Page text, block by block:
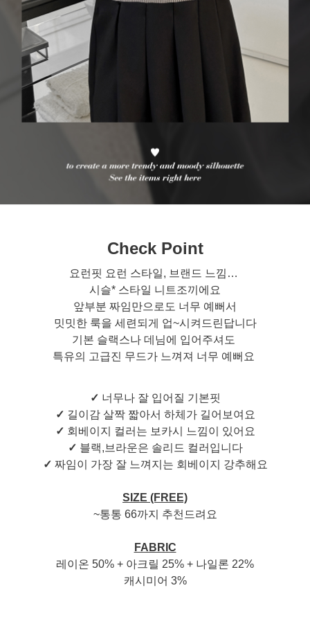
Check Point
요런핏 요런 스타일, 브랜드 느낌…
시슬* 스타일 니트조끼에요
앞부분 짜임만으로도 너무 예뻐서
밋밋한 룩을 세련되게 업~시켜드린답니다
기본 슬랙스나 데님에 입어주셔도
특유의 고급진 무드가 느껴져 너무 예뻐요
✓ 너무나 잘 입어질 기본핏
✓ 길이감 살짝 짧아서 하체가 길어보여요
✓ 회베이지 컬러는 보카시 느낌이 있어요
✓ 블랙,브라운은 솔리드 컬러입니다
✓ 짜임이 가장 잘 느껴지는 회베이지 강추해요
SIZE (FREE)
~통통 66까지 추천드려요
FABRIC
레이온 50% + 아크릴 25% + 나일론 22%
캐시미어 3%